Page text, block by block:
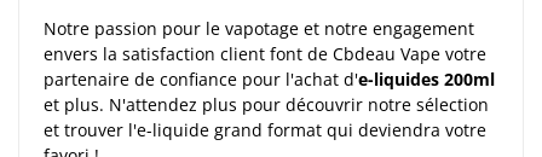
Notre passion pour le vapotage et notre engagement
envers la satisfaction client font de Cbdeau Vape votre
partenaire de confiance pour l'achat d'e-liquides 200ml
et plus. N'attendez plus pour découvrir notre sélection
et trouver l'e-liquide grand format qui deviendra votre